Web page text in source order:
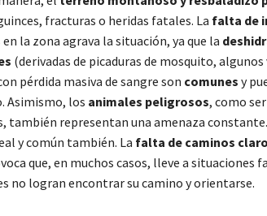
fracturas o heridas fatales. La falta de
en la zona agrava la situación, ya que la
(derivadas de picaduras de mosquito,
pérdida masiva de sangre son comunes y
Asimismo, los animales peligrosos, como
también representan una amenaza constante
y común también. La falta de caminos
que, en muchos casos, lleve a situaciones
no logran encontrar su camino y orientarse.